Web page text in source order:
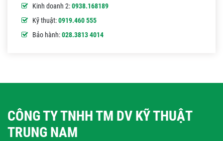
Kinh doanh 2:0938.168189
Kỹ thuật:0919.460 555
Bảo hành:028.3813 4014
CÔNG TY TNHH TM DV KỸ THUẬT
TRUNG NAM